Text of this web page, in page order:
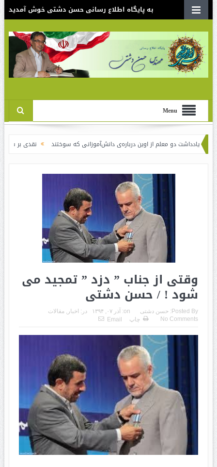
به پایگاه اطلاع رسانی حسن دشتی خوش آمدید
Menu
دو معلم از اوین درباره‌ی دانش‌آموزانی که سوختند نقدی بر سند الگوی
وقتی از جناب ” دزد ” تمجید می
شود ! / حسن دشتی
Posted By: حسن دشتی on: آذر ۰۷, ۱۳۹۴ در: اخبار , مقالات
No Comments
چاپ Email